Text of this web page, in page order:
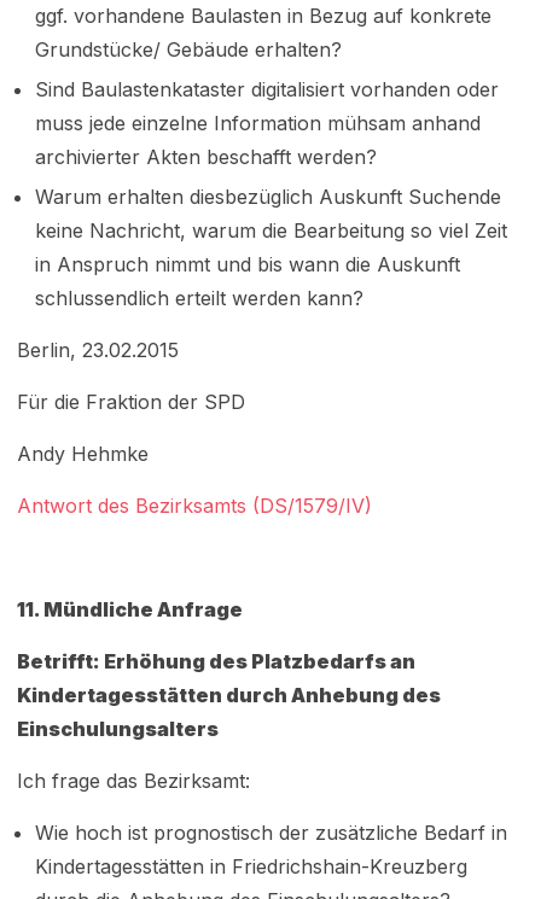
ggf. vorhandene Baulasten in Bezug auf konkrete
Grundstücke/ Gebäude erhalten?
Sind Baulastenkataster digitalisiert vorhanden oder
muss jede einzelne Information mühsam anhand
archivierter Akten beschafft werden?
Warum erhalten diesbezüglich Auskunft Suchende
keine Nachricht, warum die Bearbeitung so viel Zeit
in Anspruch nimmt und bis wann die Auskunft
schlussendlich erteilt werden kann?
Berlin, 23.02.2015
Für die Fraktion der SPD
Andy Hehmke
Antwort des Bezirksamts (DS/1579/IV)
11. Mündliche Anfrage
Betrifft: Erhöhung des Platzbedarfs an
Kindertagesstätten durch Anhebung des
Einschulungsalters
Ich frage das Bezirksamt:
Wie hoch ist prognostisch der zusätzliche Bedarf in
Kindertagesstätten in Friedrichshain-Kreuzberg